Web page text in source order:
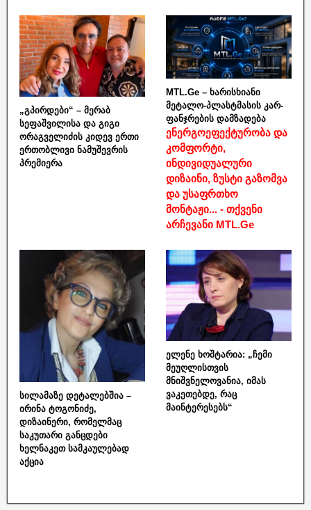
„გპირდები“ – მერაბ
სეფაშვილისა და გიგი
ორაგველიძის კიდევ ერთი
ერთობლივი ნამუშევრის
პრემიერა
MTL.Ge – ხარისხიანი
მეტალო-პლასტმასის კარ-
ფანჯრების დამზადება
ენერგოეფექტურობა და
კომფორტი,
ინდივიდუალური
დიზაინი, ზუსტი გაზომვა
და უსაფრთხო
მონტაჟი... - თქვენი
არჩევანი MTL.Ge
სილამაზე დეტალებშია –
ირინა ტოგონიძე,
დიზაინერი, რომელმაც
საკუთარი განცდები
ხელნაკეთ სამკაულებად
აქცია
ელენე ხოშტარია: „ჩემი
მეუღლისთვის
მნიშვნელოვანია, იმას
ვაკეთებდე, რაც
მაინტერესებს“